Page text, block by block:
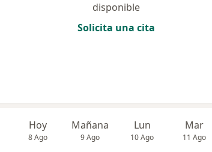
disponible
Solicita una cita
Hoy
8 Ago
Mañana
9 Ago
Lun
10 Ago
Mar
11 Ago